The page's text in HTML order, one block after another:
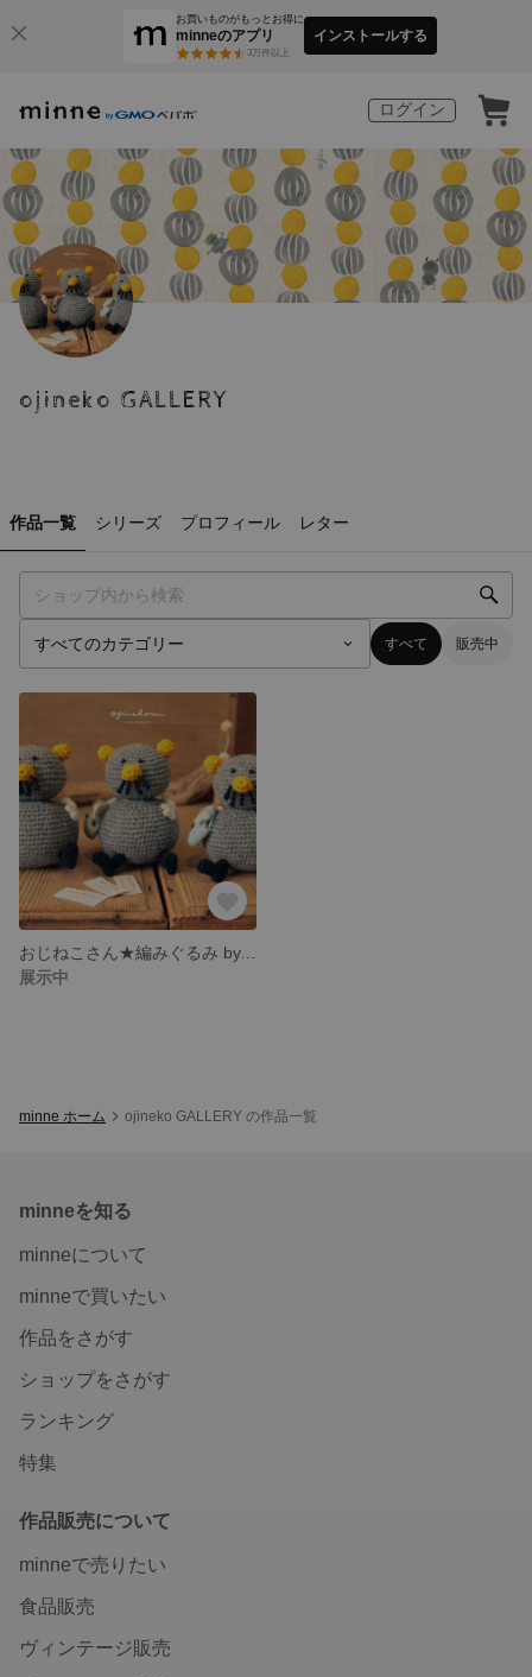
お買いものがもっとお得に
minneのアプリ
3万件以上
インストールする
ログイン
ojineko GALLERY
作品一覧 シリーズ プロフィール レター
すべて 販売中
おじねこさん★編みぐるみ by.かぎらぼ
展示中
minne ホーム ojineko GALLERY の作品一覧
minneを知る
minneについて
minneで買いたい
作品をさがす
ショップをさがす
ランキング
特集
作品販売について
minneで売りたい
食品販売
ヴィンテージ販売